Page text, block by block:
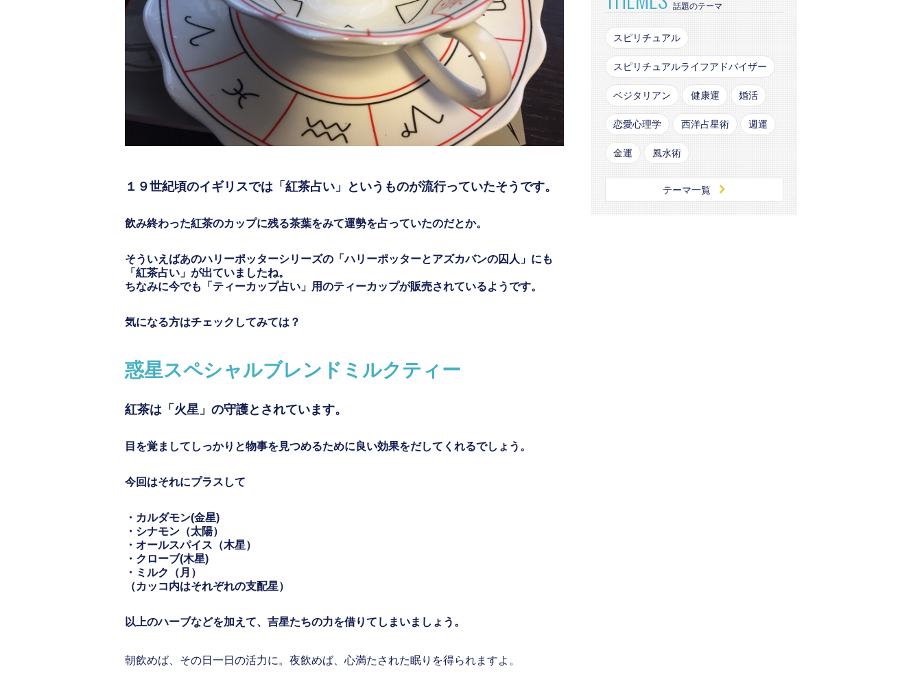
１９世紀頃のイギリスでは「紅茶占い」というものが流行っていたそうです。
飲み終わった紅茶のカップに残る茶葉をみて運勢を占っていたのだとか。
そういえばあのハリーポッターシリーズの「ハリーポッターとアズカバンの囚人」にも
「紅茶占い」が出ていましたね。
ちなみに今でも「ティーカップ占い」用のティーカップが販売されているようです。
気になる方はチェックしてみては？
惑星スペシャルブレンドミルクティー
紅茶は「火星」の守護とされています。
目を覚ましてしっかりと物事を見つめるために良い効果をだしてくれるでしょう。
今回はそれにプラスして
・カルダモン(金星)
・シナモン（太陽）
・オールスパイス（木星）
・クローブ(木星)
・ミルク（月）
（カッコ内はそれぞれの支配星）
以上のハーブなどを加えて、吉星たちの力を借りてしまいましょう。
朝飲めば、その日一日の活力に。夜飲めば、心満たされた眠りを得られますよ。
話題のテーマ
スピリチュアル
スピリチュアルライフアドバイザー
ベジタリアン 健康運 婚活
恋愛心理学 西洋占星術 週運
金運 風水術
テーマ一覧